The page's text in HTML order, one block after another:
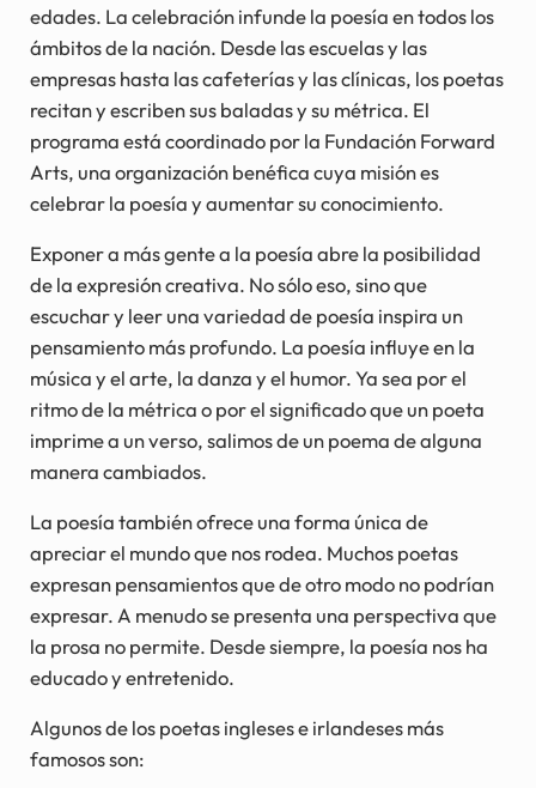
edades. La celebración infunde la poesía en todos los
ámbitos de la nación. Desde las escuelas y las
empresas hasta las cafeterías y las clínicas, los poetas
recitan y escriben sus baladas y su métrica. El
programa está coordinado por la Fundación Forward
Arts, una organización benéfica cuya misión es
celebrar la poesía y aumentar su conocimiento.
Exponer a más gente a la poesía abre la posibilidad
de la expresión creativa. No sólo eso, sino que
escuchar y leer una variedad de poesía inspira un
pensamiento más profundo. La poesía influye en la
música y el arte, la danza y el humor. Ya sea por el
ritmo de la métrica o por el significado que un poeta
imprime a un verso, salimos de un poema de alguna
manera cambiados.
La poesía también ofrece una forma única de
apreciar el mundo que nos rodea. Muchos poetas
expresan pensamientos que de otro modo no podrían
expresar. A menudo se presenta una perspectiva que
la prosa no permite. Desde siempre, la poesía nos ha
educado y entretenido.
Algunos de los poetas ingleses e irlandeses más
famosos son: